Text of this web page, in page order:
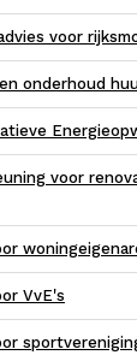
voor
onderhoud
voor
VvE's